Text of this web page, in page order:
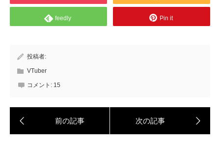
feedly Pin it
投稿者:
VTuber
コメント: 15